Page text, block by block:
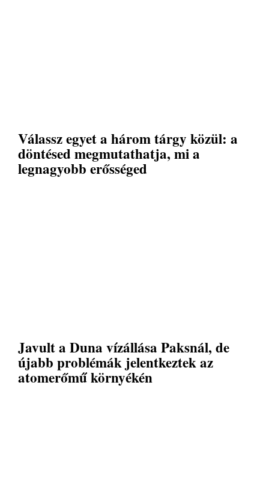
Válassz egyet a három tárgy közül: a
döntésed megmutathatja, mi a
legnagyobb erősséged
Javult a Duna vízállása Paksnál, de
újabb problémák jelentkeztek az
atomerőmű környékén